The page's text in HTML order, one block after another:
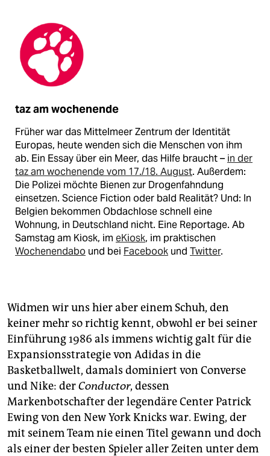
taz am wochenende
Früher war das Mittelmeer Zentrum der Identität
Europas, heute wenden sich die Menschen von ihm
ab. Ein Essay über ein Meer, das Hilfe braucht – in der
taz am wochenende vom 17./18. August. Außerdem:
Die Polizei möchte Bienen zur Drogenfahndung
einsetzen. Science Fiction oder bald Realität? Und: In
Belgien bekommen Obdachlose schnell eine
Wohnung, in Deutschland nicht. Eine Reportage. Ab
Samstag am Kiosk, im eKiosk, im praktischen
Wochenendabo und bei Facebook und Twitter.
Widmen wir uns hier aber einem Schuh, den
keiner mehr so richtig kennt, obwohl er bei seiner
Einführung 1986 als immens wichtig galt für die
Expansionsstrategie von Adidas in die
Basketballwelt, damals dominiert von Converse
und Nike: derConductor, dessen
Markenbotschafter der legendäre Center Patrick
Ewing von den New York Knicks war. Ewing, der
mit seinem Team nie einen Titel gewann und doch
als einer der besten Spieler aller Zeiten unter dem